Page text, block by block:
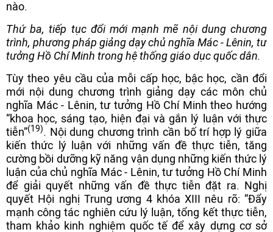
nào.
Thứ ba,tiếp tục đổi mới mạnh mẽ nội dung chương
trình, phương pháp giảng dạy chủ nghĩa Mác - Lênin, tư
tưởng Hồ Chí Minh trong hệ thống giáo dục quốc dân.
Tùy theo yêu cầu của mỗi cấp học, bậc học, cần đổi
mới nội dung chương trình giảng dạy các môn chủ
nghĩa Mác - Lênin, tư tưởng Hồ Chí Minh theo hướng
“khoa học, sáng tạo, hiện đại và gắn lý luận với thực
tiễn”(19). Nội dung chương trình cần bố trí hợp lý giữa
kiến thức lý luận với những vấn đề thực tiễn, tăng
cường bồi dưỡng kỹ năng vận dụng những kiến thức lý
luận của chủ nghĩa Mác - Lênin, tư tưởng Hồ Chí Minh
để giải quyết những vấn đề thực tiễn đặt ra. Nghị
quyết Hội nghị Trung ương 4 khóa XIII nêu rõ: “Đẩy
mạnh công tác nghiên cứu lý luận, tổng kết thực tiễn,
tham khảo kinh nghiệm quốc tế để xây dựng cơ sở